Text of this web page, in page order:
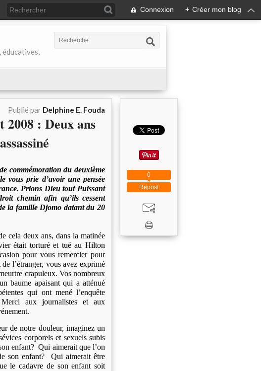
Connexion + Créer mon blog
Publié par Delphine E. Fouda
2008 : Deux ans
commémoration du deuxième
vous prie d’avoir une pensée
Prions Dieu tout Puissant
chemin afin qu’ils cessent
la famille Djomo datant du 20
cela deux ans, dans la matinée
était torturé et tué au Hilton
pour vous remercier pour
l’étranger, vous avez exprimé
crapuleux. Vos nombreux
baume apaisant qui a atténué
qui ont mené l’enquête
Merci aux journalistes et aux
de notre douleur, imaginez un
corporels et sexuels subis
enfant? Qui aimerait que l’on
son enfant? Qui aimerait être
le cadavre de son enfant soit
Repost
0